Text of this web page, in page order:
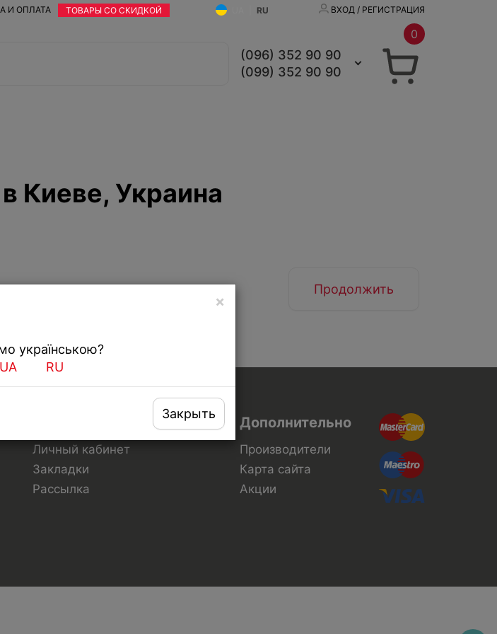
И ОПЛАТА ТОВАРЫ СО СКИДКОЙ RU ВХОД / РЕГИСТРАЦИЯ
(096) 352 90 90
(099) 352 90 90
0
×
українською?
RU
Закрыть
Киеве, Украина
Продолжить
Личный кабинет
Закладки
Рассылка
Дополнительно
Производители
Карта сайта
Акции